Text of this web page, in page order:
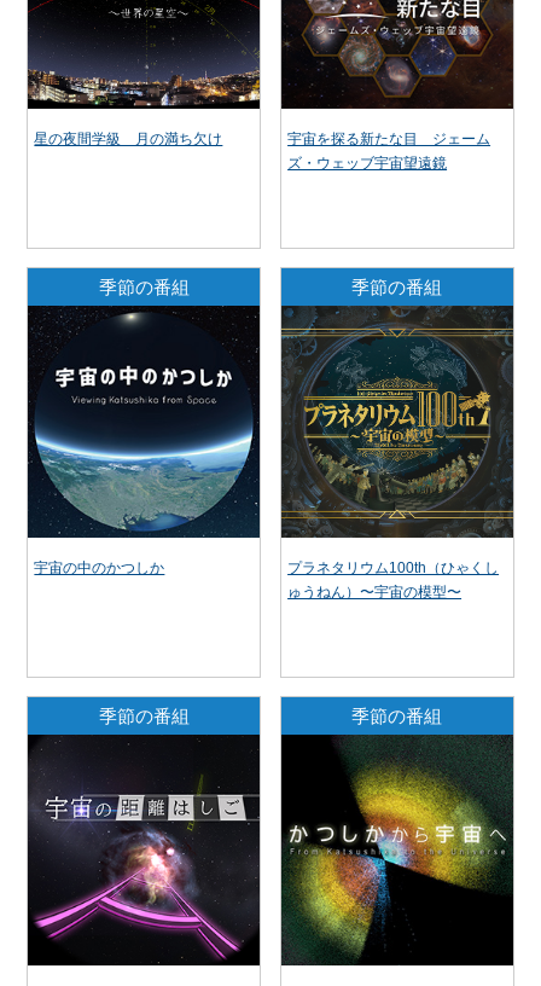
星の夜間学級 月の満ち欠け
宇宙を探る新たな目 ジェーム
ズ・ウェッブ宇宙望遠鏡
季節の番組
宇宙の中のかつしか
季節の番組
プラネタリウム100th（ひゃくし
ゅうねん）〜宇宙の模型〜
季節の番組 季節の番組